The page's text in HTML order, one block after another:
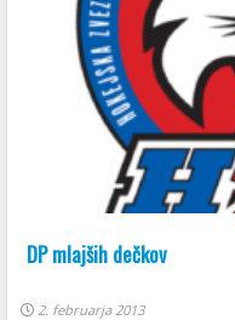
DP mlajših dečkov
2. februarja 2013